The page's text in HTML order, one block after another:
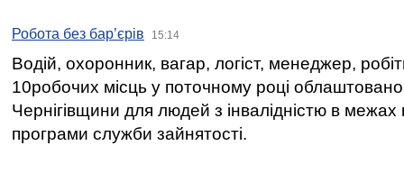
Робота без бар’єрів 15:14
Водій, охоронник, вагар, логіст, менеджер,
10робочих місць у поточному році
Чернігівщини для людей з інвалідністю в межах
програми служби зайнятості.